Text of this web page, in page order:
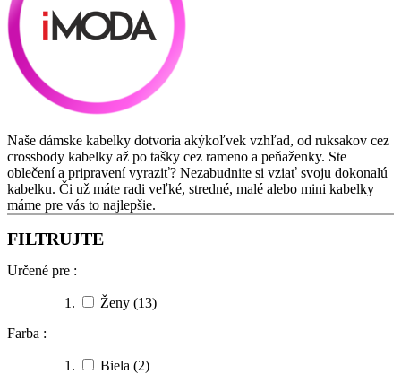
Naše dámske kabelky dotvoria akýkoľvek vzhľad, od ruksakov cez
crossbody kabelky až po tašky cez rameno a peňaženky. Ste
oblečení a pripravení vyraziť? Nezabudnite si vziať svoju dokonalú
kabelku. Či už máte radi veľké, stredné, malé alebo mini kabelky
máme pre vás to najlepšie.
FILTRUJTE
Určené pre :
Ženy (13)
Farba :
Biela (2)